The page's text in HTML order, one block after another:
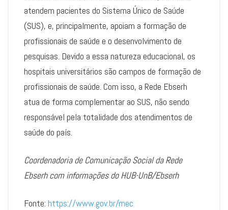
atendem pacientes do Sistema Único de Saúde
(SUS), e, principalmente, apoiam a formação de
profissionais de saúde e o desenvolvimento de
pesquisas. Devido a essa natureza educacional, os
hospitais universitários são campos de formação de
profissionais de saúde. Com isso, a Rede Ebserh
atua de forma complementar ao SUS, não sendo
responsável pela totalidade dos atendimentos de
saúde do país.
Coordenadoria de Comunicação Social da Rede
Ebserh com informações do HUB-UnB/Ebserh
Fonte: https://www.gov.br/mec